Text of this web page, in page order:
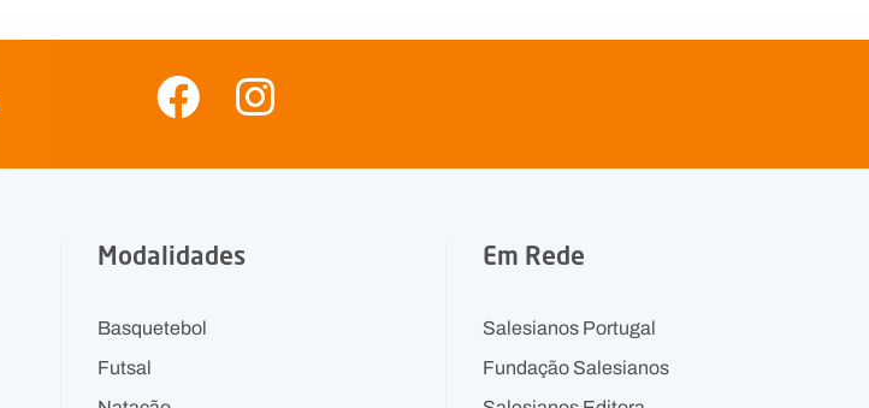
Modalidades
Basquetebol
Futsal
Em Rede
Salesianos Portugal
Fundação Salesianos